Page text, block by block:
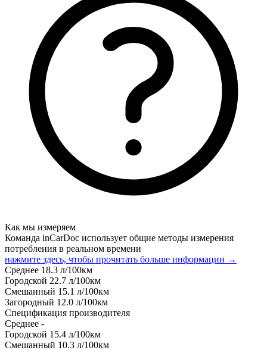
Как мы измеряем
Команда inCarDoc использует общие методы измерения
потребления в реальном времени
нажмите здесь, чтобы прочитать больше информации →
Среднее 18.3 л/100км
Городской 22.7 л/100км
Смешанный 15.1 л/100км
Загородный 12.0 л/100км
Спецификация производителя
Среднее -
Городской 15.4 л/100км
Смешанный 10.3 л/100км